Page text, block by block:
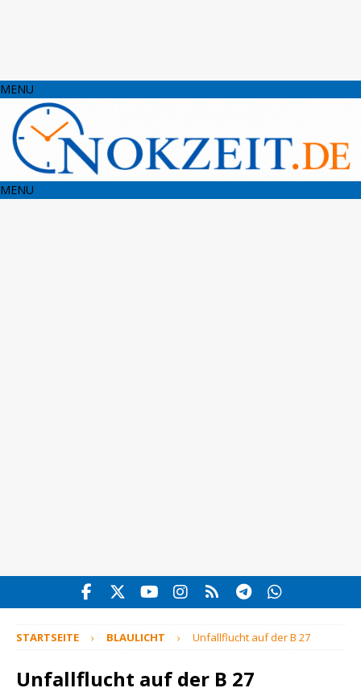
MENU
MENU
STARTSEITE BLAULICHT Unfallflucht auf der B 27
Unfallflucht auf der B 27